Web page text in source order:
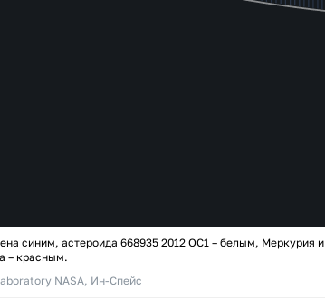
синим, астероида 668935 2012 OC1 – белым, Меркурия и
– красным.
NASA, Ин-Спейс